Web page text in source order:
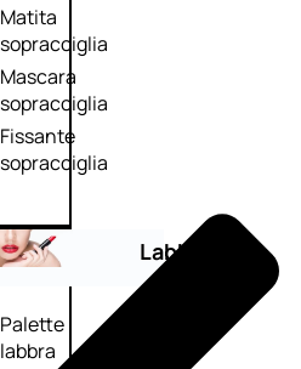
Matita
sopracciglia
Mascara
sopracciglia
Fissante
sopracciglia
Labbra
Palette
labbra